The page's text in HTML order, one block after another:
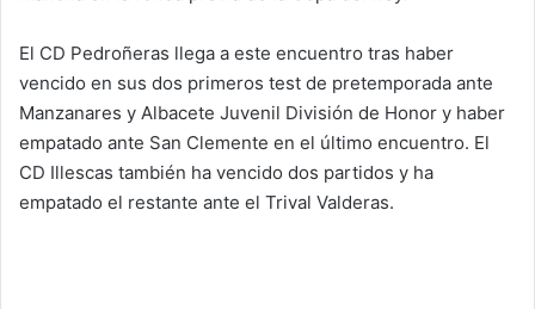
El CD Pedroñeras llega a este encuentro tras haber
vencido en sus dos primeros test de pretemporada ante
Manzanares y Albacete Juvenil División de Honor y haber
empatado ante San Clemente en el último encuentro. El
CD Illescas también ha vencido dos partidos y ha
empatado el restante ante el Trival Valderas.